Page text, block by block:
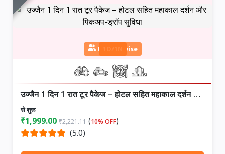
Person wise
1D/1N
उज्जैन 1 दिन 1 रात टूर पैकेज – होटल सहित महाकाल दर्शन और पिकअप-ड्रॉप सुविधा
से शुरू
₹1,999.00 ₹2,221.11 (10% OFF)
(5.0)